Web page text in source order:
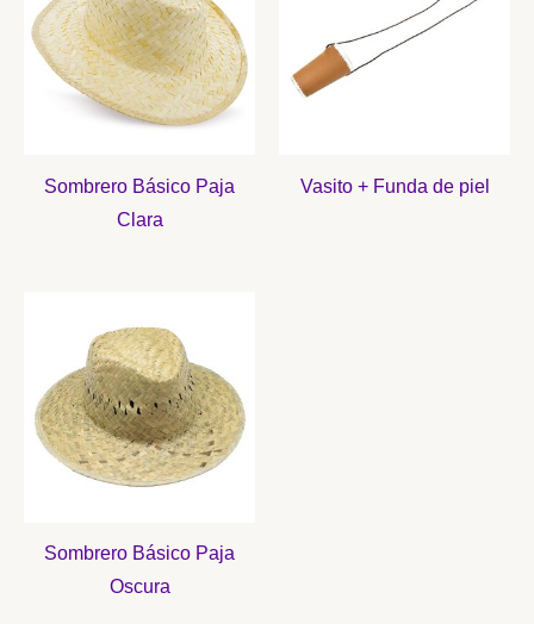
Sombrero Básico Paja
Clara
Vasito + Funda de piel
Sombrero Básico Paja
Oscura